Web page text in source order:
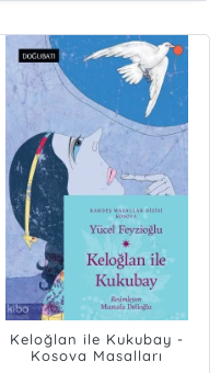
Keloğlan ile Kukubay -
Kosova Masalları